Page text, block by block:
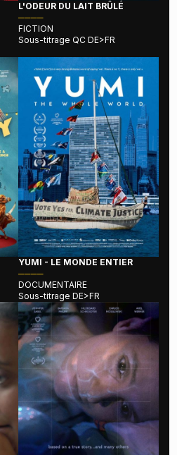
L'ODEUR DU LAIT BRÛLÉ
────
FICTION
Sous-titrage QC DE>FR
YUMI - LE MONDE ENTIER
────
DOCUMENTAIRE
Sous-titrage DE>FR